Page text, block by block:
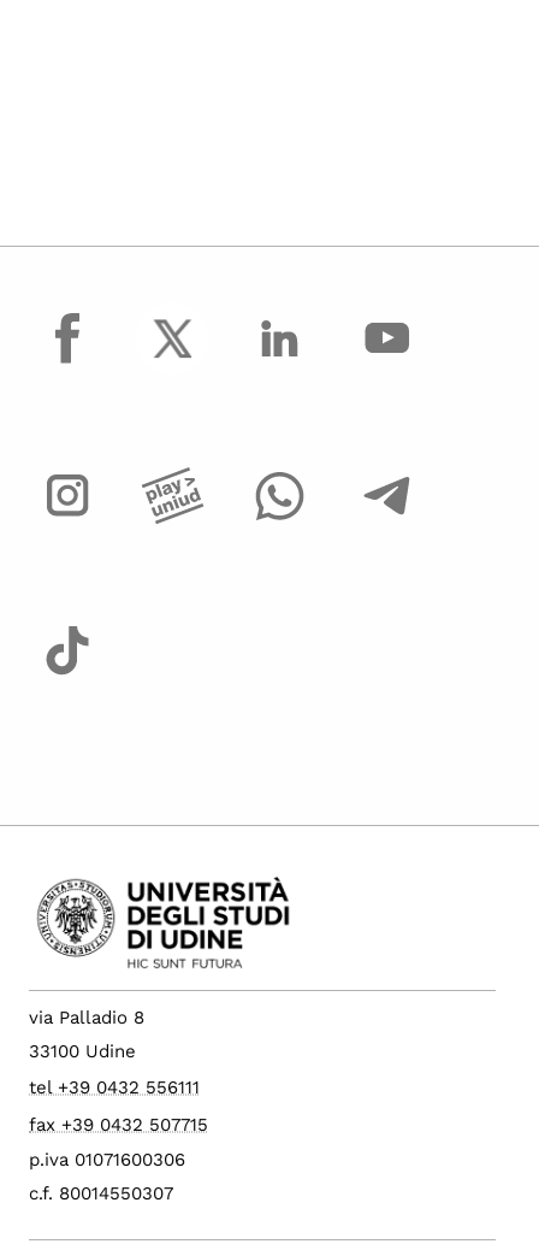
facebook
via Palladio 8
33100 Udine
tel +39 0432 556111
fax +39 0432 507715
p.iva 01071600306
c.f. 80014550307